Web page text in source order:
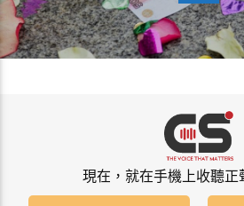
現在，就在手機上收聽正